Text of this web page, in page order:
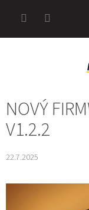
NOVÝ
V1.2.2
22.7.2025